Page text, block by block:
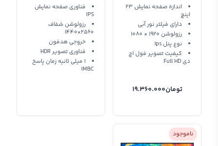
اینچ فول اچ دی
اندازه صفحه نمایش 23
اینچ
دارای فیلتر نور آبی
رزولوشن 1920 × 1080
نوع پنل ips
کیفیت تصویر فول اچ
دی Full HD
تومان19.360.000
2k
فناوری صفحه نمایش
IPS
رزولوشن شفاف
2560×1440
خروجی هدفون
فناوری تصویر HDR
1 میلی ثانیه زمان پاسخ
IMBC
ناموجود